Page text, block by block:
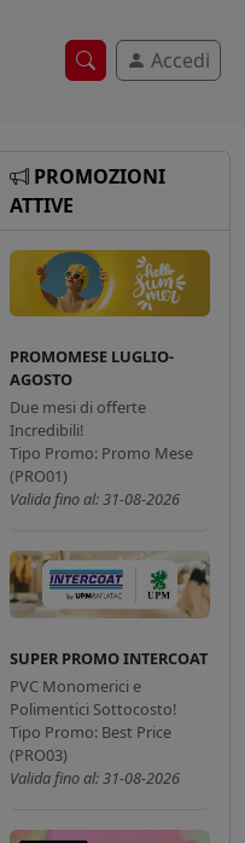
Ricerca veloce
Accedi
PROMOZIONI
ATTIVE
PROMOMESE LUGLIO-
AGOSTO
Due mesi di offerte
Incredibili!
Tipo Promo: Promo Mese
(PRO01)
Valida fino al: 31-08-2026
SUPER PROMO INTERCOAT
PVC Monomerici e
Polimentici Sottocosto!
Tipo Promo: Best Price
(PRO03)
Valida fino al: 31-08-2026